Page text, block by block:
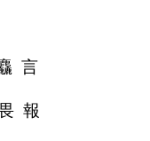
言
報